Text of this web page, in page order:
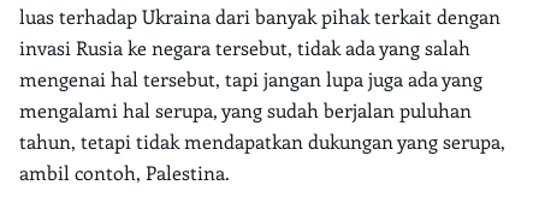
luas terhadap Ukraina dari banyak pihak terkait dengan
invasi Rusia ke negara tersebut, tidak ada yang salah
mengenai hal tersebut, tapi jangan lupa juga ada yang
mengalami hal serupa, yang sudah berjalan puluhan
tahun, tetapi tidak mendapatkan dukungan yang serupa,
ambil contoh, Palestina.